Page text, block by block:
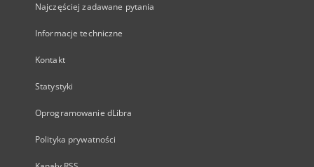
Najczęściej zadawane pytania
Informacje techniczne
Kontakt
Statystyki
Oprogramowanie dLibra
Polityka prywatności